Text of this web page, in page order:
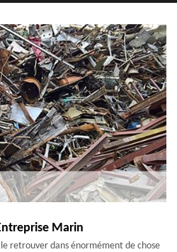
Marin
retrouver dans énormément de chose